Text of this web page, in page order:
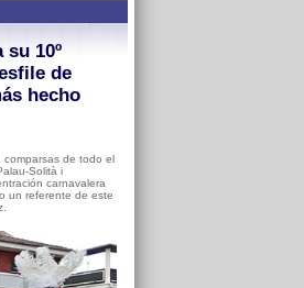
10º
de
hecho
de todo el
Solità i
carnavalera
un referente de este